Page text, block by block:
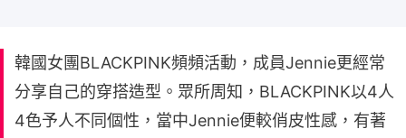
韓國女團BLACKPINK頻頻活動，成員Jennie更經常
分享自己的穿搭造型。眾所周知，BLACKPINK以4人
4色予人不同個性，當中Jennie便較俏皮性感，有著